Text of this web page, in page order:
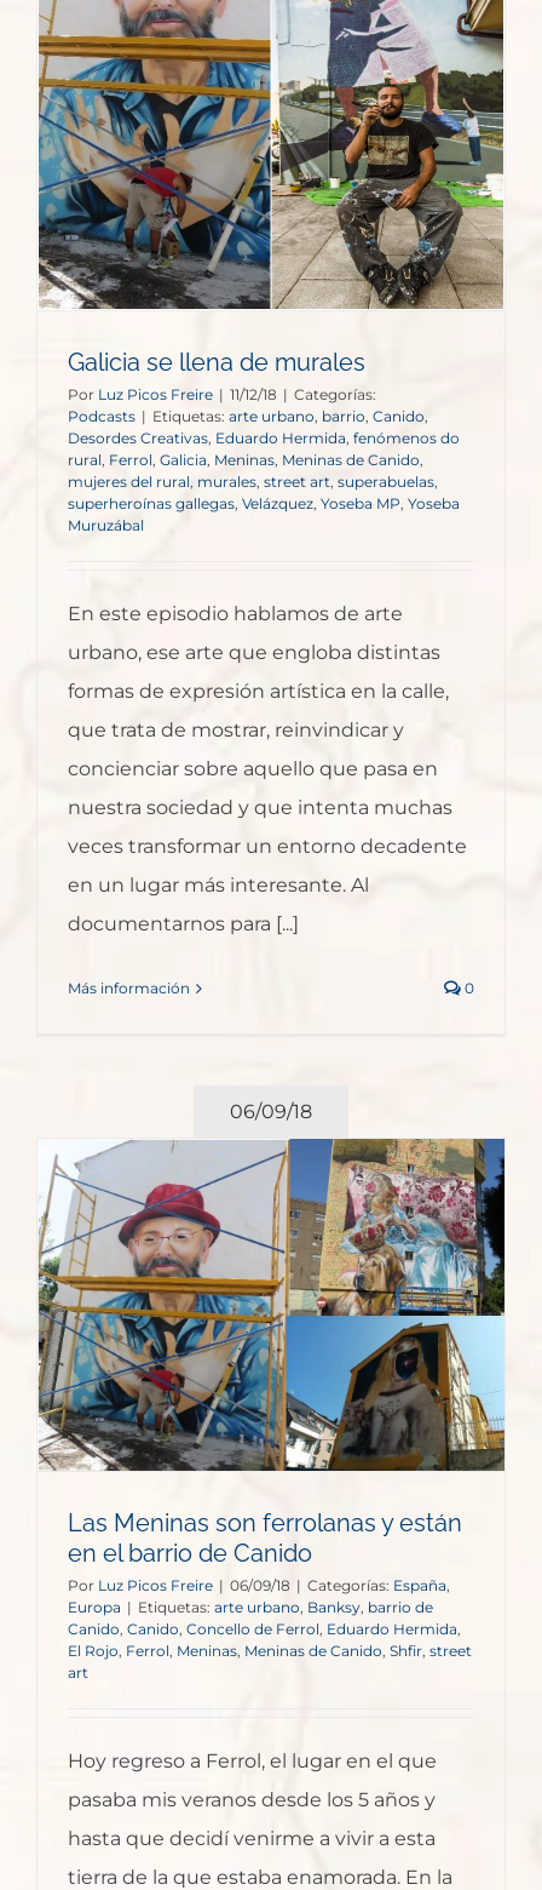
Galicia se llena de murales
Por Luz Picos Freire | 11/12/18 | Categorías:
Podcasts | Etiquetas: arte urbano, barrio, Canido,
Desordes Creativas, Eduardo Hermida, fenómenos do
rural, Ferrol, Galicia, Meninas, Meninas de Canido,
mujeres del rural, murales, street art, superabuelas,
superheroínas gallegas, Velázquez, Yoseba MP, Yoseba
Muruzábal
En este episodio hablamos de arte
urbano, ese arte que engloba distintas
formas de expresión artística en la calle,
que trata de mostrar, reinvindicar y
concienciar sobre aquello que pasa en
nuestra sociedad y que intenta muchas
veces transformar un entorno decadente
en un lugar más interesante. Al
documentarnos para [...]
Más información 0
06/09/18
Las Meninas son ferrolanas y están
en el barrio de Canido
Por Luz Picos Freire | 06/09/18 | Categorías: España
Europa | Etiquetas: arte urbano Banksy barrio de
Canido, Canido Concello de Ferrol Eduardo Hermida
El Rojo Ferrol Meninas Meninas de Canido Shfir street
art
Hoy regreso a Ferrol, el lugar en el que
pasaba mis veranos desde los 5 años y
hasta que decidí venirme a vivir a esta
tierra de la que estaba enamorada. En la